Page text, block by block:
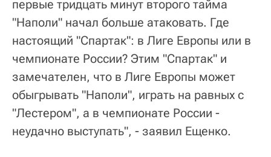
первые тридцать минут второго тайма
"Наполи" начал больше атаковать. Где
настоящий "Спартак": в Лиге Европы или в
чемпионате России? Этим "Спартак" и
замечателен, что в Лиге Европы может
обыгрывать "Наполи", играть на равных с
"Лестером", а в чемпионате России -
неудачно выступать", - заявил Ещенко.